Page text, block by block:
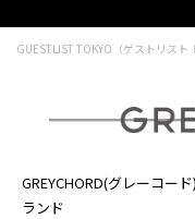
GUESTLIST TOKYO（ゲストリスト
GREYCHORD(グレーコー
ランド